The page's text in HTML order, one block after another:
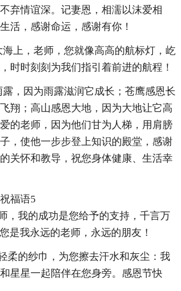
弃情谊深。记妻恩，相濡以沫爱相
活，感谢命运，感谢有你！
海上，老师，您就像高高的航标灯，屹
时时刻刻为我们指引着前进的航程！
露，因为雨露滋润它成长；苍鹰感恩长
翔；高山感恩大地，因为大地让它高
的老师，因为他们甘为人梯，用肩膀
，使他一步步登上知识的殿堂，感谢
关怀和教导，祝您身体健康、生活幸
福语5
，我的成功是您给予的支持，千言万
我永远的老师，永远的朋友！
柔的纱巾，为您擦去汗水和灰尘：我
星星一起陪伴在您身旁。感恩节快